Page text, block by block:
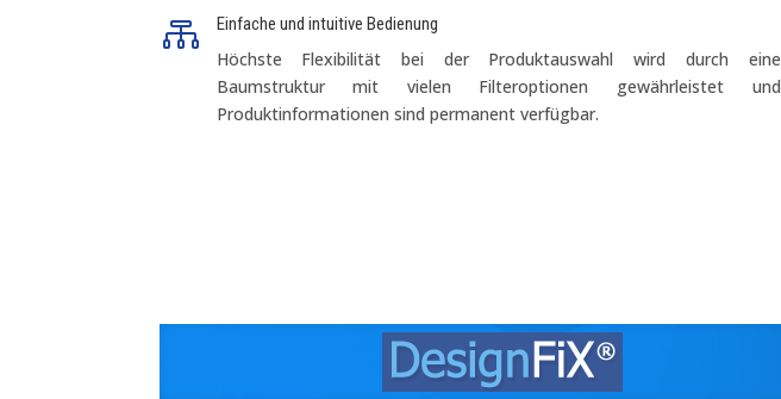
 Einfache und intuitive Bedienung
Höchste Flexibilität bei der Produktauswahl wird durch eine
Baumstruktur mit vielen Filteroptionen gewährleistet und
Produktinformationen sind permanent verfügbar.